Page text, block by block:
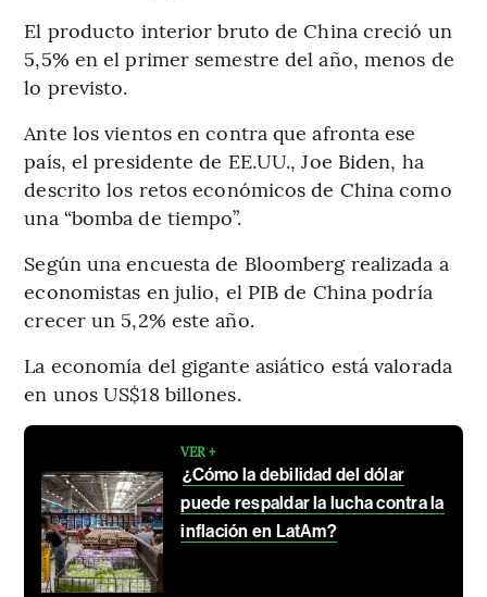
El producto interior bruto de China creció un
5,5% en el primer semestre del año, menos de
lo previsto.
Ante los vientos en contra que afronta ese
país, el presidente de EE.UU., Joe Biden, ha
descrito los retos económicos de China como
una “bomba de tiempo”.
Según una encuesta de Bloomberg realizada a
economistas en julio, el PIB de China podría
crecer un 5,2% este año.
La economía del gigante asiático está valorada
en unos US$18 billones.
VER +
¿Cómo la debilidad del dólar
puede respaldar la lucha contra la
inflación en LatAm?